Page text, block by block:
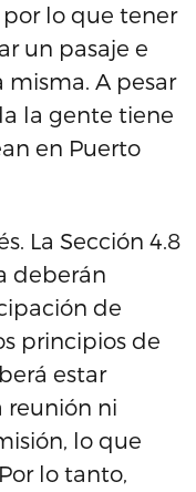
lo que tener
un pasaje e
misma. A pesar
la gente tiene
en Puerto
La Sección 4.8
deberán
de
principios de
estar
reunión ni
lo que
lo tanto,